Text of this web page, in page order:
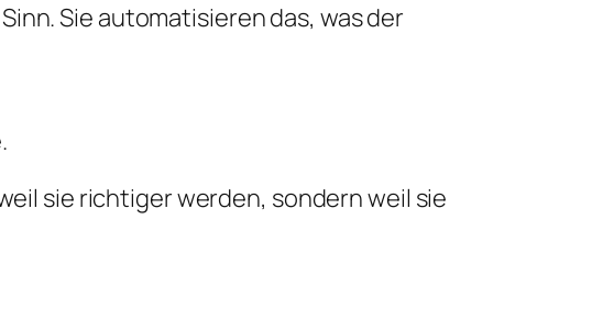
Sie automatisieren das, was der
sie richtiger werden, sondern weil sie